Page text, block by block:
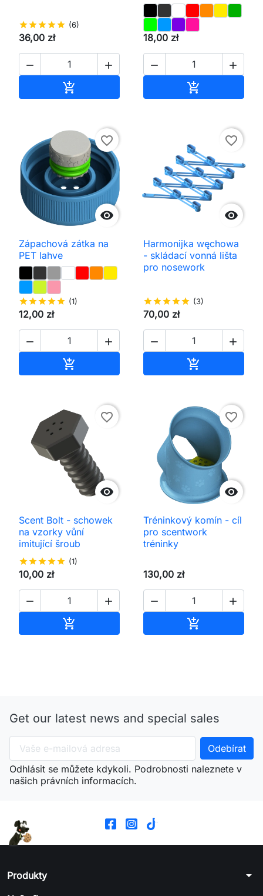
starstarstarstarstar (6)
36,00 zł
 

18,00 zł
 


favorite_border
Zápachová zátka na
PET lahve
starstarstarstarstar (1)
12,00 zł
 


favorite_border
Harmonijka węchowa
- skládací vonná lišta
pro nosework
starstarstarstarstar (3)
70,00 zł
 


favorite_border
Scent Bolt - schowek
na vzorky vůní
imitující šroub
starstarstarstarstar (1)
10,00 zł
 


favorite_border
Tréninkový komín - cíl
pro scentwork
tréninky
130,00 zł
 

Get our latest news and special sales
Odhlásit se můžete kdykoli. Podrobnosti naleznete v
našich právních informacích.
Produkty arrow_drop_down